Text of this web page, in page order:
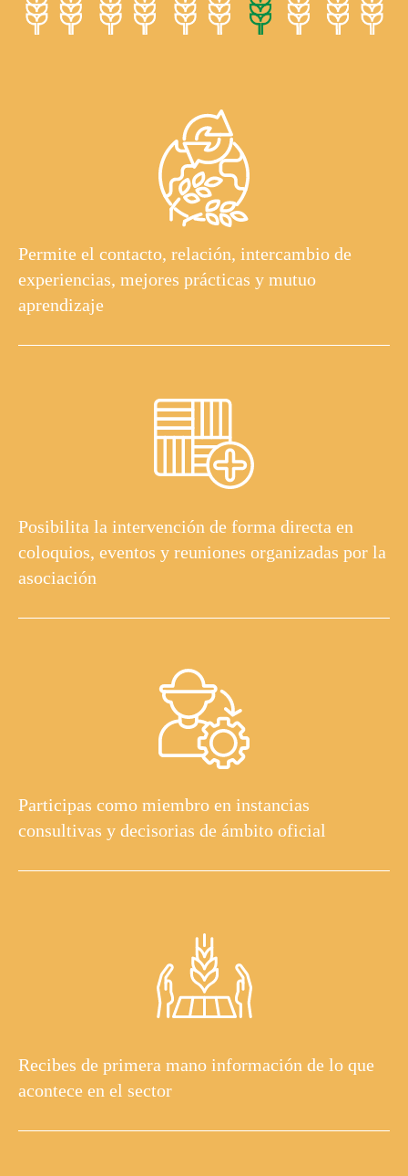
Permite el contacto, relación, intercambio de
experiencias, mejores prácticas y mutuo
aprendizaje
Posibilita la intervención de forma directa en
coloquios, eventos y reuniones organizadas por la
asociación
Participas como miembro en instancias
consultivas y decisorias de ámbito oficial
Recibes de primera mano información de lo que
acontece en el sector